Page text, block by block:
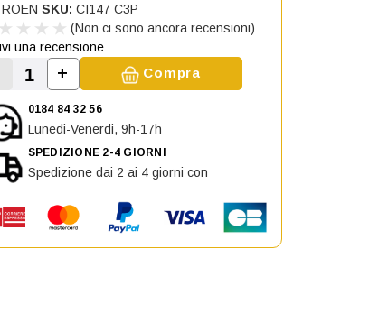
SKU: CI147 C3P
(Non ci sono ancora recensioni)
una recensione
la quantità di Fendinebbia destro o sinistro
Aumenta la quantità di Fendinebbia destro o
+ Compra
0184 84 32 56
Lunedi-Venerdi, 9h-17h
SPEDIZIONE 2-4 GIORNI
Spedizione dai 2 ai 4 giorni con